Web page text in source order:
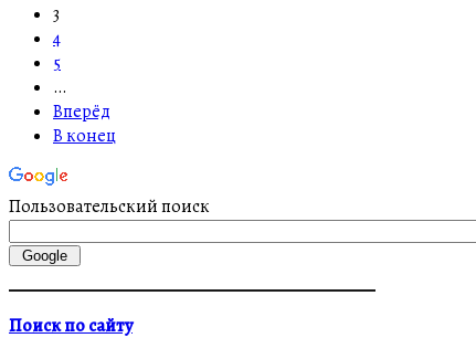
3
4
5
…
Вперёд
В конец
Пользовательский поиск
Поиск по сайту